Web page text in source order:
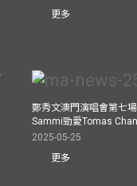
更多
鄭秀文澳門演唱會第七
Sammi勁愛Tomas
2025-05-25
更多